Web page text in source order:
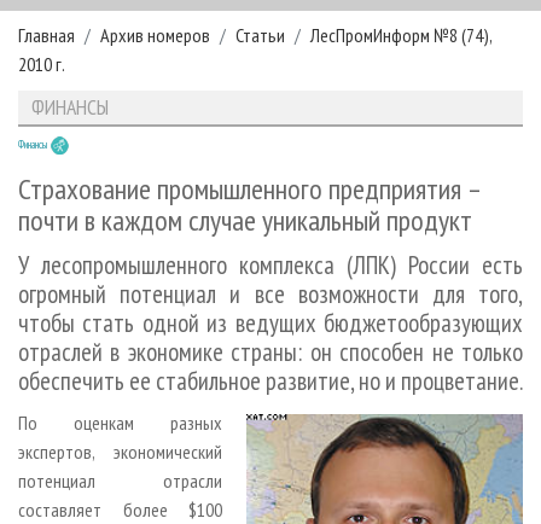
РУБРИКИ И ТЕМЫ
РУБРИКИ ЖУРНАЛА
ЛЕСОЗАГОТОВКА
ДЕРЕВООБРАБОТКА
ПРОИЗВОДСТВО ДРЕВЕСНЫХ ПЛИТ
ДЕРЕВЯННОЕ ДОМОСТРОЕНИЕ
ПРОИЗВОДСТВО МЕБЕЛИ
ЦБП
ИНСТРУМЕНТ И МАТЕРИАЛЫ
НОВОСТИ
НОВОСТИ ЛПК
НОВОСТИ КОМПАНИЙ
ПРОЕКТЫ ЛПИ
АНАЛИТИКА
ЛЕСНЫЕ РЕГИОНЫ РОССИИ
ПЕРСОНЫ
МОБИЛЬНЫЕ ВЫСТАВКИ
ОФИЦИАЛЬНЫЕ ДЕЛЕГАЦИИ
ПРИОРИТЕТНЫЕ ИНВЕСТПРОЕКТЫ
RUSSIAN FORESTRY REVIEW
ГАЗЕТА ЛЕСПРОМФОРУМ
БИБЛИОТЕКА СПЕЦИАЛИСТА
АРХИВ
СТАТЬИ
О ЖУРНАЛЕ
ПОДПИСКА
КОНТАКТЫ
РЕКЛАМОДАТЕЛЯМ
РЕКЛАМА
РЕКЛАМА НА САЙТЕ
Главная Архив номеров Статьи
ЛесПромИнформ №8 (74),
2010 г.
ФИНАНСЫ
Финансы
Страхование промышленного предприятия –
почти в каждом случае уникальный продукт
У лесопромышленного комплекса (ЛПК) России есть
огромный потенциал и все возможности для того,
чтобы стать одной из ведущих бюджетообразующих
отраслей в экономике страны: он способен не только
обеспечить ее стабильное развитие, но и процветание.
По оценкам разных
экспертов, экономический
потенциал отрасли
составляет более $100